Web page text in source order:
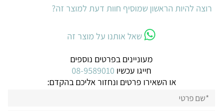
רוצה להיות הראשון שמוסיף חוות דעת למוצר זה?
שאל אותנו על מוצר זה
מעוניינים בפרטים נוספים
חייגו עכשיו 08-9589010
או השאירו פרטים ונחזור אליכם בהקדם: